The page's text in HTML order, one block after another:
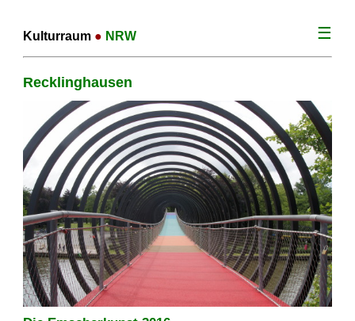
Kulturraum ● NRW ☰
Recklinghausen